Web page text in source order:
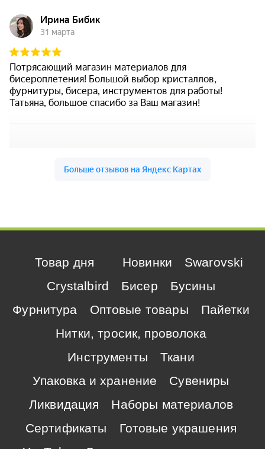
Товар дня Новинки
Swarovski
Crystalbird
Бисер
Бусины
Фурнитура
Оптовые товары
Пайетки
Нитки, тросик, проволока
Инструменты
Ткани
Упаковка и хранение
Сувениры
Ликвидация
Наборы материалов
Сертификаты
Готовые украшения